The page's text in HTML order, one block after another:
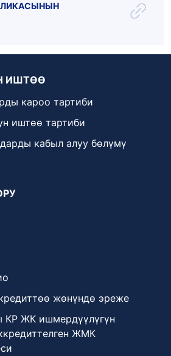
ИШТӨӨ
кароо тартиби
иштөө тартиби
кабыл алуу бөлүмү
жөнүндө эреже
КР ЖК ишмердүүлүгүн
ЖМК